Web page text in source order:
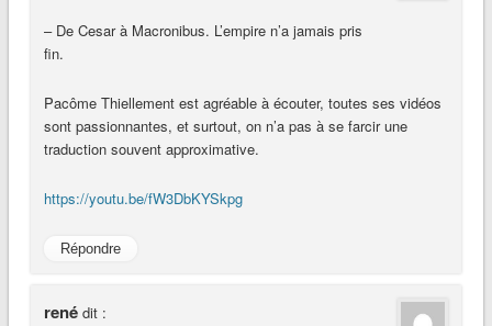
– De Cesar à Macronibus. L’empire n’a jamais pris
fin.
Pacôme Thiellement est agréable à écouter, toutes ses vidéos
sont passionnantes, et surtout, on n’a pas à se farcir une
traduction souvent approximative.
https://youtu.be/fW3DbKYSkpg
Répondre
rené dit :